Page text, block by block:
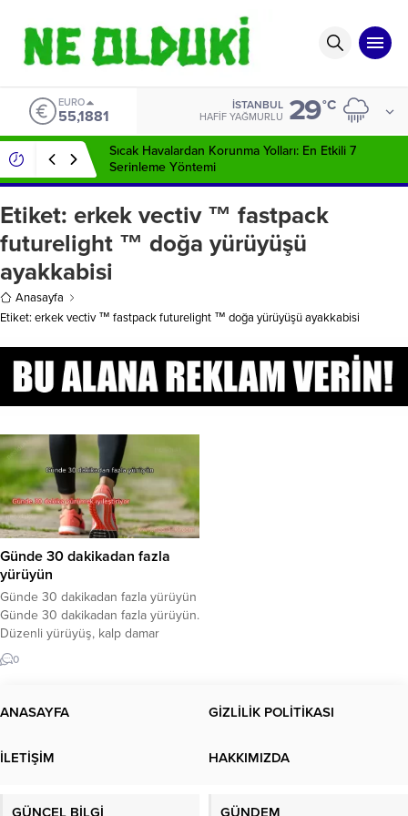
EURO
55,1881
İSTANBUL
HAFIF YAĞMURLU 29°C
Sıcak Havalardan Korunma Yolları: En Etkili 7
Serinleme Yöntemi
Etiket: erkek vectiv ™ fastpack
futurelight ™ doğa yürüyüşü
ayakkabisi
Anasayfa
Etiket: erkek vectiv ™ fastpack futurelight ™ doğa yürüyüşü ayakkabisi
Günde 30 dakikadan fazla
yürüyün
Günde 30 dakikadan fazla yürüyün
Günde 30 dakikadan fazla yürüyün.
Düzenli yürüyüş, kalp damar
sağlığından psikolojiye birçok
yönden insan sağlığına katkı sağlar.
Yürüyüş; kan akışını ve kan damarı
serebrovasküler hastalıklara
0
ANASAYFA GİZLİLİK POLİTİKASI
İLETİŞİM HAKKIMIZDA
GÜNCEL BİLGİ GÜNDEM